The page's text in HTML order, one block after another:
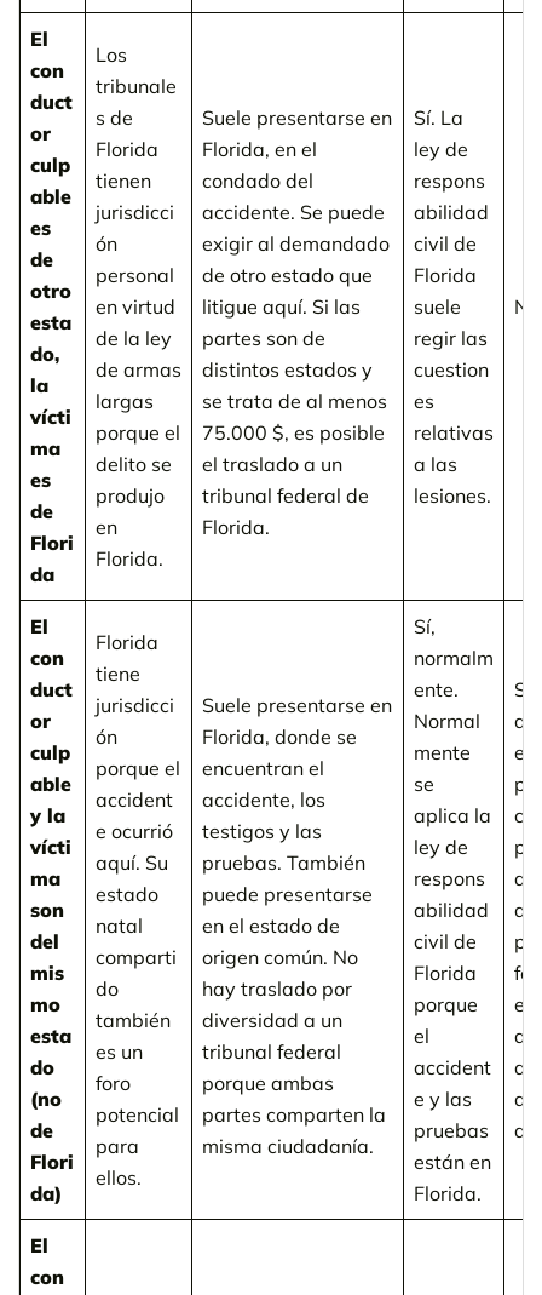
El
con
duct
or
culp
able
es
de
otro
esta
do,
la
vícti
ma
es
de
Flori
da
Los
tribunale
s de
Florida
tienen
jurisdicci
ón
personal
en virtud
de la ley
de armas
largas
porque el
delito se
produjo
en
Florida.
Suele presentarse en
Florida, en el
condado del
accidente. Se puede
exigir al demandado
de otro estado que
litigue aquí. Si las
partes son de
distintos estados y
se trata de al menos
75.000 $, es posible
el traslado a un
tribunal federal de
Florida.
Sí. La
ley de
respons
abilidad
civil de
Florida
suele
regir las
cuestion
es
relativas
a las
lesiones.
El
con
duct
or
culp
able
y la
vícti
ma
son
del
mis
mo
esta
do
(no
de
Flori
da)
Florida
tiene
jurisdicci
ón
porque el
accident
e ocurrió
aquí. Su
estado
natal
comparti
do
también
es un
foro
potencial
para
ellos.
Suele presentarse en
Florida, donde se
encuentran el
accidente, los
testigos y las
pruebas. También
puede presentarse
en el estado de
origen común. No
hay traslado por
diversidad a un
tribunal federal
porque ambas
partes comparten la
misma ciudadanía.
Sí,
normalm
ente.
Normal
mente
se
aplica la
ley de
respons
abilidad
civil de
Florida
porque
el
accident
e y las
pruebas
están en
Florida.
de
de
de
de
El
con